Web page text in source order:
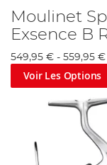
Moulinet
Exsence B
549,95 € - 559,95 €
Voir Les Options